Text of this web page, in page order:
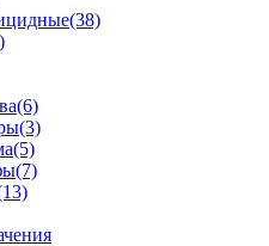
(38)
(6)
(3)
(5)
(7)